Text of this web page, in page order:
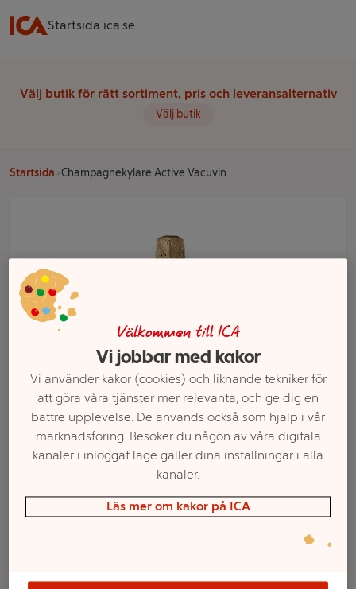
Startsida ica.se
Välj butik för rätt sortiment, pris och leveransalternativ
Välj butik
Startsida Champagnekylare Active Vacuvin
Sortimentet kan variera mellan butikerna
Välkommen till ICA
Vi jobbar med kakor
Vi använder kakor (cookies) och liknande tekniker för
att göra våra tjänster mer relevanta, och ge dig en
bättre upplevelse. De används också som hjälp i vår
marknadsföring. Besöker du någon av våra digitala
kanaler i inloggat läge gäller dina inställningar i alla
kanaler.
Läs mer om kakor på ICA